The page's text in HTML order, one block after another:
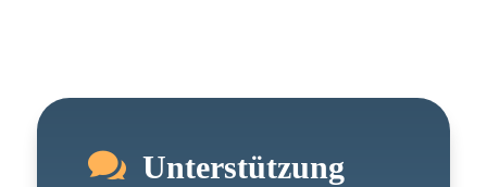
 Unterstützung